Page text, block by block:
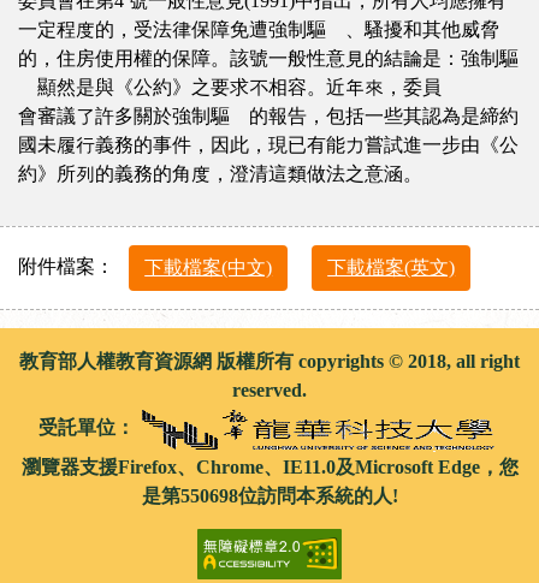
一定程度的，受法律保障免遭強制驅離、騷擾和其他威脅
的，住房使用權的保障。該號一般性意見的結論是：強制驅
離顯然是與《公約》之要求不相容。近年來，委員
會審議了許多關於強制驅離的報告，包括一些其認為是締約
國未履行義務的事件，因此，現已有能力嘗試進一步由《公
約》所列的義務的角度，澄清這類做法之意涵。
附件檔案： 下載檔案(中文) 下載檔案(英文)
教育部人權教育資源網 版權所有 copyrights © 2018, all right
reserved.
受託單位：
瀏覽器支援Firefox、Chrome、IE11.0及Microsoft Edge，您
是第550698位訪問本系統的人!